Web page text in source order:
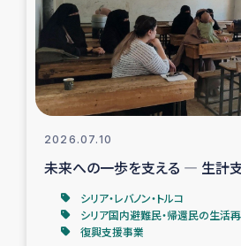
2026.07.10
未来への一歩を支える ― 生計
シリア・レバノン・トルコ
シリア国内避難民・帰還民の生活
復興支援事業